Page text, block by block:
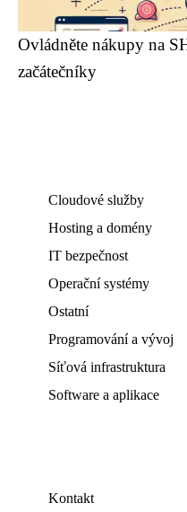
Ovládněte nákupy na
začátečníky
Cloudové služby
Hosting a domény
IT bezpečnost
Operační systémy
Ostatní
Programování a vývoj
Síťová infrastruktura
Software a aplikace
Kontakt